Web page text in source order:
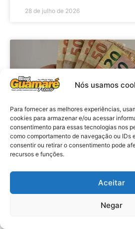
Nós usamos
Para fornecer as melhores experiências,
cookies para armazenar e/ou acessar
consentimento para essas tecnologias nos
como comportamento de navegação ou IDs
consentir ou retirar o consentimento pode
recursos e funções.
Aceitar
Negar
28 de julho de 2026
Economia:
de final 7 recebem
de julho